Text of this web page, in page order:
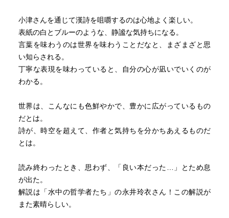
小津さんを通じて漢詩を咀嚼するのは心地よく楽しい。
表紙の白とブルーのような、静謐な気持ちになる。
言葉を味わうのは世界を味わうことだなと、まざまざと思
い知らされる。
丁寧な表現を味わっていると、自分の心が凪いでいくのが
わかる。
世界は、こんなにも色鮮やかで、豊かに広がっているもの
だとは。
詩が、時空を超えて、作者と気持ちを分かちあえるものだ
とは。
読み終わったとき、思わず、「良い本だった…」とため息
が出た。
解説は「水中の哲学者たち」の永井玲衣さん！この解説が
また素晴らしい。